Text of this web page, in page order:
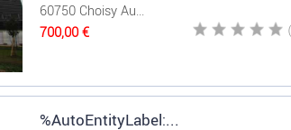
60750 Choisy Au...
700,00 €
%AutoEntityLabel:...